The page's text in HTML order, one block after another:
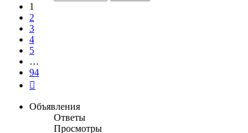
1
2
3
4
5
…
94
Объявления
Ответы
Просмотры